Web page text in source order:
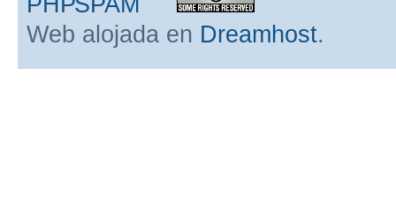
Web alojada en Dreamhost.